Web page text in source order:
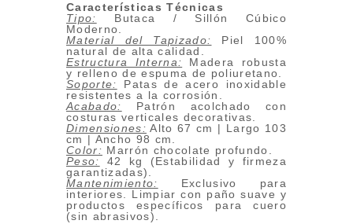
Características Técnicas
Tipo:
Butaca / Sillón Cúbico
Moderno.
Material del Tapizado: Piel 100%
natural de alta calidad.
Estructura Interna: Madera robusta
y relleno de espuma de poliuretano.
Soporte:
Patas de acero inoxidable
resistentes a la corrosión.
Acabado:
Patrón acolchado con
costuras verticales decorativas.
Dimensiones: Alto 67 cm | Largo 103
cm | Ancho 98 cm.
Color: Marrón chocolate profundo.
Peso:
42 kg (Estabilidad y firmeza
garantizadas).
Mantenimiento:
Exclusivo para
interiores. Limpiar con paño suave y
productos específicos para cuero
(sin abrasivos).